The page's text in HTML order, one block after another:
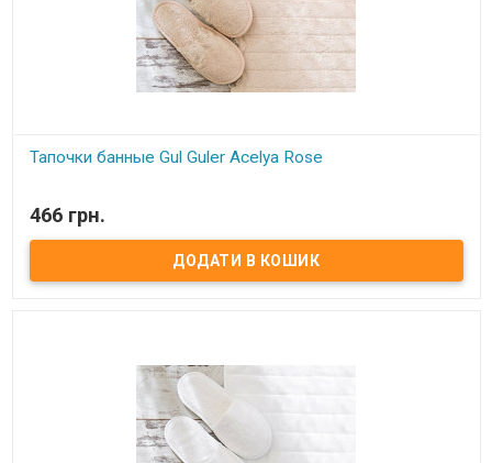
Тапочки банные Gul Guler Acelya Rose
Тапочки банные Gul Guler Acelya Rose Размер: 37-38 Состав: 100%
хлопок с кружевом Производитель: Gul Guler (Турция)
466 грн.